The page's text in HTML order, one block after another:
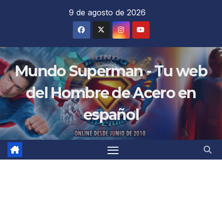
9 de agosto de 2026
Mundo Superman - Tu web
del Hombre de Acero en
español